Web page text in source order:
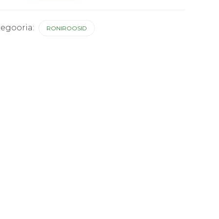
RONIROOSID